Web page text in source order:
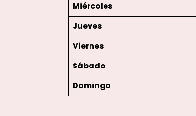
Miércoles
Jueves
Viernes
Sábado
Domingo